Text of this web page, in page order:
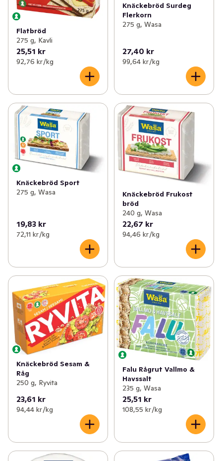
Flatbröd
275 g, Kavli
25,51 kr
92,76 kr /kg
Knäckebröd Surdeg
Flerkorn
275 g, Wasa
27,40 kr
99,64 kr /kg
Knäckebröd Sport
275 g, Wasa
19,83 kr
72,11 kr /kg
Knäckebröd Frukost
bröd
240 g, Wasa
22,67 kr
94,46 kr /kg
Knäckebröd Sesam &
Råg
250 g, Ryvita
23,61 kr
94,44 kr /kg
Falu Rågrut Vallmo &
Havssalt
235 g, Wasa
25,51 kr
108,55 kr /kg